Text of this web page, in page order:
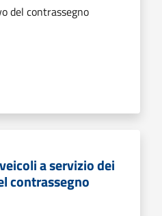
del contrassegno
a servizio dei
contrassegno